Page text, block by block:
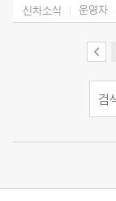
신차소식 운영자